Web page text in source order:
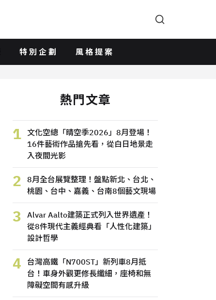
特別企劃 風格提案
熱門文章
1
文化空總「晴空季2026」8月登場！
16件藝術作品搶先看，從白日地景走
入夜間光影
2
8月全台展覽整理！盤點新北、台北、
桃園、台中、嘉義、台南8個藝文現場
3
Alvar Aalto建築正式列入世界遺產！
從8件現代主義經典看「人性化建築」
設計哲學
4
台灣高鐵「N700ST」新列車8月抵
台！車身外觀更修長纖細，座椅和無
障礙空間有感升級